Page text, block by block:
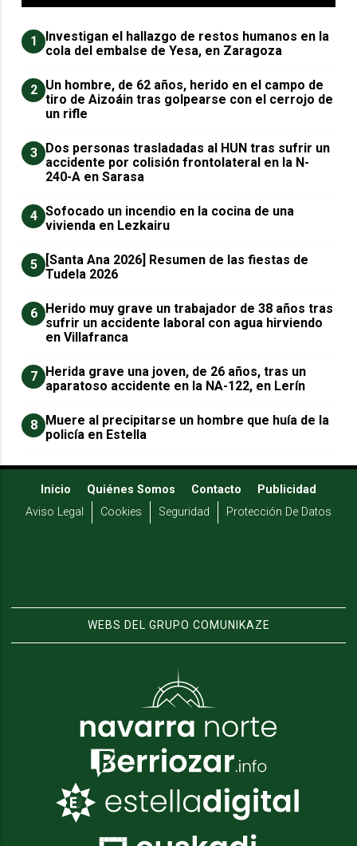
1
Investigan el hallazgo de restos humanos en la
cola del embalse de Yesa, en Zaragoza
2 Un hombre, de 62 años, herido en el campo de
tiro de Aizoáin tras golpearse con el cerrojo de
un rifle
3 ​Dos personas trasladadas al HUN tras sufrir un
accidente por colisión frontolateral en la N-
240-A en Sarasa
4 Sofocado un incendio en la cocina de una
vivienda en Lezkairu
5
[Santa Ana 2026] Resumen de las fiestas de
Tudela 2026
6 Herido muy grave un trabajador de 38 años tras
sufrir un accidente laboral con agua hirviendo
en Villafranca
7 Herida grave una joven, de 26 años, tras un
aparatoso accidente en la NA-122, en Lerín
8 Muere al precipitarse un hombre que huía de la
policía en Estella
Inicio Quiénes Somos Contacto
Publicidad
Aviso Legal
Cookies Seguridad Protección De Datos
WEBS DEL GRUPO COMUNIKAZE